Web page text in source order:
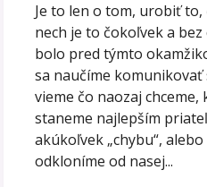
Je to len o tom, urobiť to,
nech je to čokoľvek a
bolo pred týmto
sa naučíme
vieme čo naozaj chceme,
staneme najlepším
akúkoľvek „chybu“,
odkloníme od nasej...